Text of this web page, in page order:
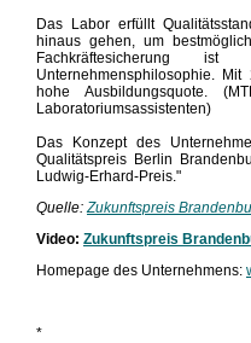
Das Labor erfüllt
hinaus gehen, um
Fachkräftesicherung
Unternehmensphilosophie.
hohe Ausbildungsquote.
Laboratoriumsassistenten)
Das Konzept des
Qualitätspreis Berlin
Ludwig-Erhard-Preis."
Quelle:Zukunftspreis
Video: Zukunftspreis
Homepage des Unternehmens:
*